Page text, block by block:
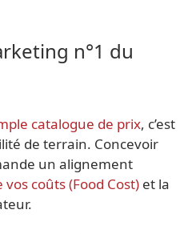
n°1 du
catalogue de prix, c’est
de terrain. Concevoir
un alignement
coûts (Food Cost) et la